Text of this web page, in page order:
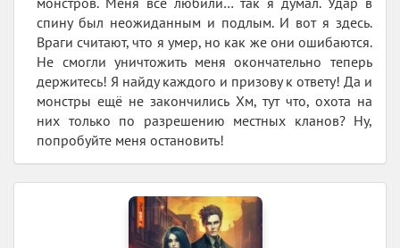
спину был неожиданным и подлым. И вот я здесь.
Враги считают, что я умер, но как же они ошибаются.
Не смогли уничтожить меня окончательно теперь
держитесь! Я найду каждого и призову к ответу! Да и
монстры ещё не закончились Хм, тут что, охота на
них только по разрешению местных кланов? Ну,
попробуйте меня остановить!